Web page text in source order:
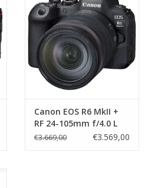
Canon EOS R6 MkII +
RF 24-105mm f/4.0 L
€3.669,00 €3.569,00